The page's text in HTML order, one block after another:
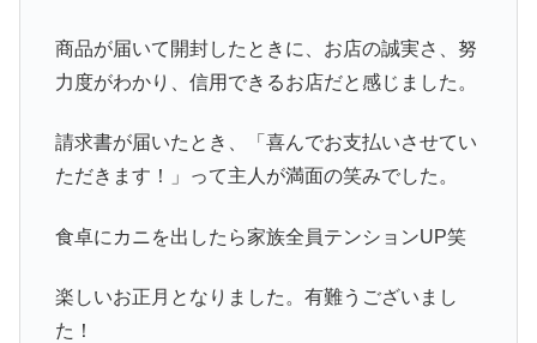
商品が届いて開封したときに、お店の誠実さ、努
力度がわかり、信用できるお店だと感じました。
請求書が届いたとき、「喜んでお支払いさせてい
ただきます！」って主人が満面の笑みでした。
食卓にカニを出したら家族全員テンションUP笑
楽しいお正月となりました。有難うございまし
た！